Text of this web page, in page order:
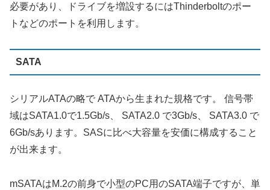
必要があり、ドライブを増設するにはThinderboltのポー
トなどのポートを利用します。
SATA
シリアルATAの略で ATAから生まれた規格です。 信号帯
域はSATA1.0で1.5Gb/s、 SATA2.0 で3Gb/s、 SATA3.0 で
6Gb/sあります。SASに比べ大容量を安価に構成すること
が出来ます。
mSATAはM.2の前身で小型のPC用のSATA端子ですが、単